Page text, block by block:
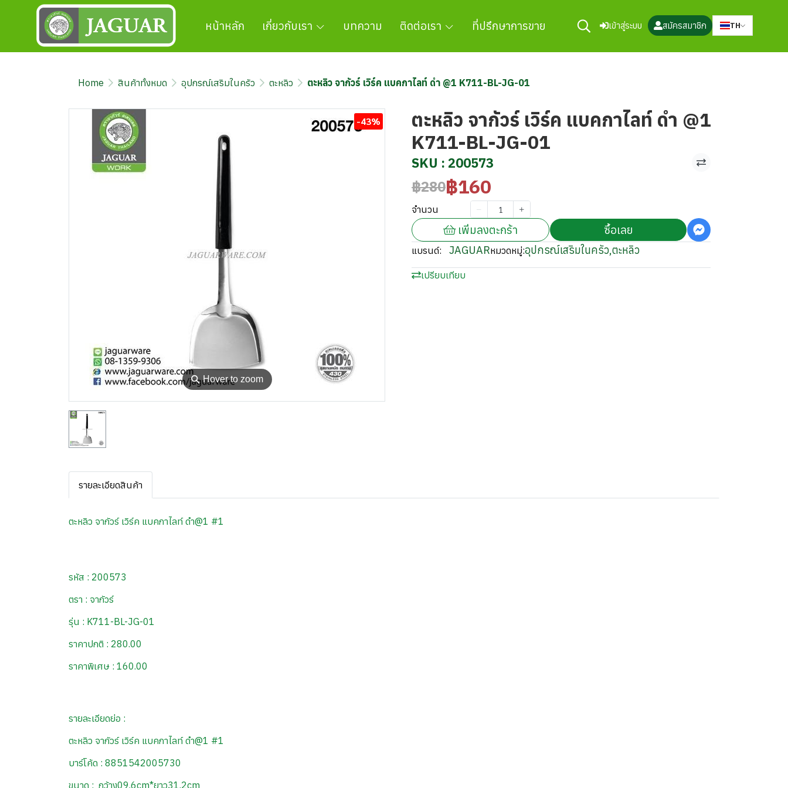
หน้าหลัก เกี่ยวกับเรา บทความ ติดต่อเรา ที่ปรึกษาการขาย เข้าสู่ระบบ สมัครสมาชิก TH
Home สินค้าทั้งหมด อุปกรณ์เสริมในครัว ตะหลิว ตะหลิว จากัวร์ เวิร์ค แบคกาไลท์ ดำ @1 K711-BL-JG-01
⚲Hover to zoom
-43%
ตะหลิว จากัวร์ เวิร์ค แบคกาไลท์ ดำ @1
K711-BL-JG-01
SKU : 200573
฿280฿160
จำนวน
เพิ่มลงตะกร้า ซื้อเลย
แบรนด์: JAGUARหมวดหมู่:อุปกรณ์เสริมในครัว,ตะหลิว
เปรียบเทียบ
รายละเอียดสินค้า
ตะหลิว จากัวร์ เวิร์ค แบคกาไลท์ ดำ@1 #1
รหัส : 200573
ตรา : จากัวร์
รุ่น : K711-BL-JG-01
ราคาปกติ : 280.00
ราคาพิเศษ : 160.00
รายละเอียดย่อ :
ตะหลิว จากัวร์ เวิร์ค แบคกาไลท์ ดำ@1 #1
บาร์โค้ด : 8851542005730
ขนาด : กว้าง09.6cm*ยาว31.2cm